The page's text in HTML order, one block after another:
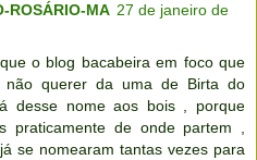
ROSÁRIO-MA 27 de janeiro de
o blog bacabeira em foco que
não querer da uma de Birta do
desse nome aos bois , porque
praticamente de onde partem ,
se nomearam tantas vezes para